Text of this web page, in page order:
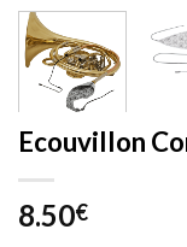
Ecouvillon
8.50€